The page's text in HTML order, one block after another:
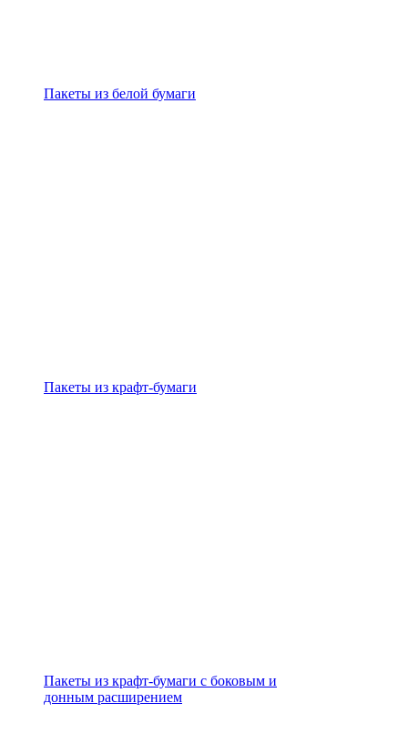
Пакеты из белой бумаги
Пакеты из крафт-бумаги
Пакеты из крафт-бумаги с боковым и
донным расширением